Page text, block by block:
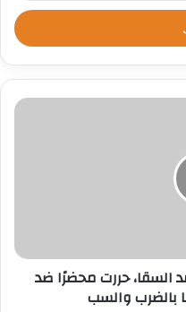
السقا، حررت محضرًا ضد
بالضرب والسب